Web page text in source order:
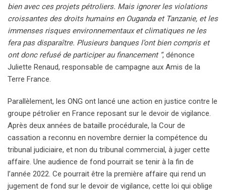
bien avec ces projets pétroliers. Mais ignorer les violations
croissantes des droits humains en Ouganda et Tanzanie, et les
immenses risques environnementaux et climatiques ne les
fera pas disparaître. Plusieurs banques l’ont bien compris et
ont donc refusé de participer au financement “, dénonce
Juliette Renaud, responsable de campagne aux Amis de la
Terre France.
Parallèlement, les ONG ont lancé une action en justice contre le
groupe pétrolier en France reposant sur le devoir de vigilance.
Après deux années de bataille procédurale, la Cour de
cassation a reconnu en novembre dernier la compétence du
tribunal judiciaire, et non du tribunal commercial, à juger cette
affaire. Une audience de fond pourrait se tenir à la fin de
l’année 2022. Ce pourrait être la première affaire qui rend un
jugement de fond sur le devoir de vigilance, cette loi qui oblige